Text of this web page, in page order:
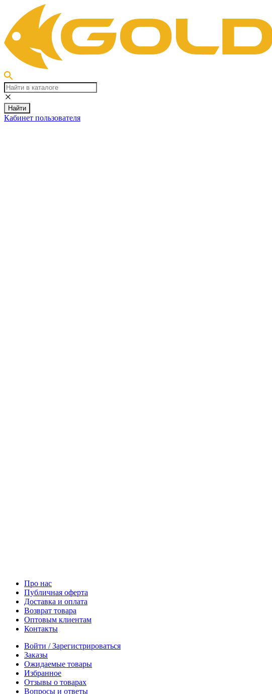
Найти
Кабинет пользователя
Про нас
Публичная оферта
Доставка и оплата
Возврат товара
Оптовым клиентам
Контакты
Войти / Зарегистрироваться
Заказы
Ожидаемые товары
Избранное
Отзывы о товарах
Вопросы и ответы